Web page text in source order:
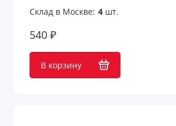
Склад в Москве: 4шт.
540 ₽
В корзину